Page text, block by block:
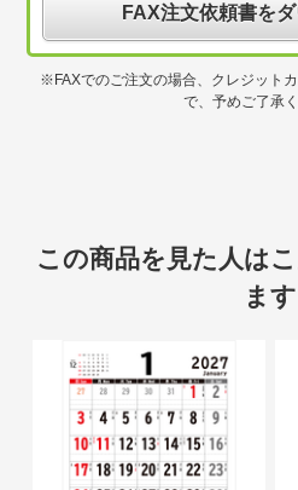
FAX注文依頼書を
※FAXでのご注文の場合、クレジット
で、予めご了承く
この商品を見た人は
ます